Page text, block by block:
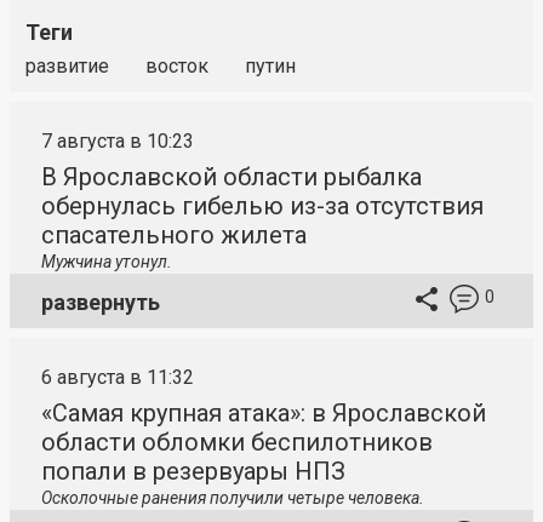
Теги
развитие восток путин
7 августа в 10:23
В Ярославской области рыбалка
обернулась гибелью из-за отсутствия
спасательного жилета
Мужчина утонул.
развернуть 0
6 августа в 11:32
«Самая крупная атака»: в Ярославской
области обломки беспилотников
попали в резервуары НПЗ
Осколочные ранения получили четыре человека.